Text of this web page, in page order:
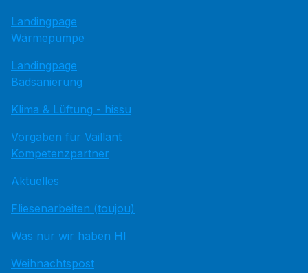
Landingpage
Wärmepumpe
Landingpage
Badsanierung
Klima & Lüftung - hissu
Vorgaben für Vaillant
Kompetenzpartner
Aktuelles
Fliesenarbeiten (toujou)
Was nur wir haben HI
Weihnachtspost